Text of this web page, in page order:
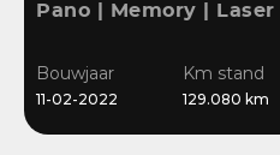
Pano | Memory | Laser |
Bliss | Ambient | Pearl
White
Bouwjaar
11-02-2022
Km stand
129.080 km